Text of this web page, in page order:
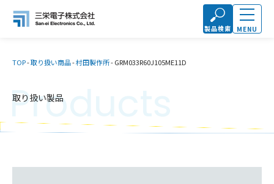
製品検索 MENU
TOP-取り扱い商品-村田製作所-GRM033R60J105ME11D
取り扱い製品
Products